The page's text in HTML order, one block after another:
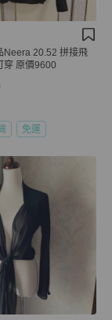
Neera 20.52 拼接飛
穿 原價9600
免運